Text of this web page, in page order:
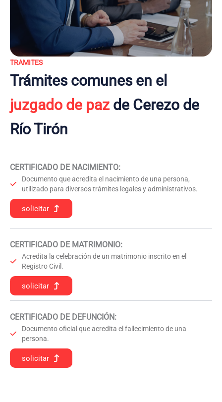
TRAMITES
Trámites comunes en el
juzgado de pazde Cerezo de
Río Tirón
CERTIFICADO DE NACIMIENTO:
Documento que acredita el nacimiento de una persona,
utilizado para diversos trámites legales y administrativos.
solicitar
CERTIFICADO DE MATRIMONIO:
Acredita la celebración de un matrimonio inscrito en el
Registro Civil.
solicitar
CERTIFICADO DE DEFUNCIÓN:
Documento oficial que acredita el fallecimiento de una
persona.
solicitar